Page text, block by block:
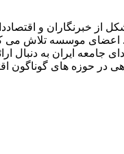
از خبرنگاران و
اعضای موسسه تلاش می
ایران به دنبال
پژوهی در حوزه های